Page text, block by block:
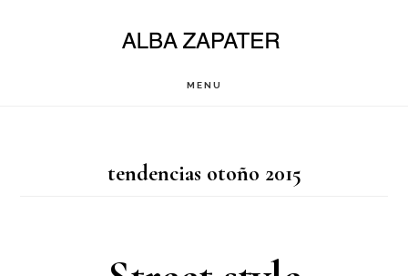
MENU
tendencias otoño 2015